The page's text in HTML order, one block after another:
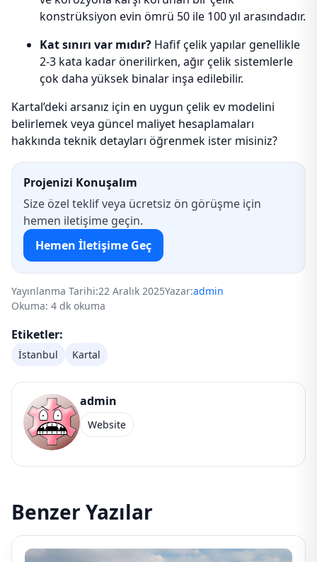
konstrüksiyon evin ömrü 50 ile 100 yıl arasındadır.
Kat sınırı var mıdır? Hafif çelik yapılar genellikle
2-3 kata kadar önerilirken, ağır çelik sistemlerle
çok daha yüksek binalar inşa edilebilir.
Kartal’deki arsanız için en uygun çelik ev modelini
belirlemek veya güncel maliyet hesaplamaları
hakkında teknik detayları öğrenmek ister misiniz?
Projenizi Konuşalım
Size özel teklif veya ücretsiz ön görüşme için
hemen iletişime geçin.
Hemen İletişime Geç
Yayınlanma Tarihi:22 Aralık 2025Yazar:admin
Okuma: 4 dk okuma
Etiketler:
İstanbul Kartal
admin
Website
Benzer Yazılar